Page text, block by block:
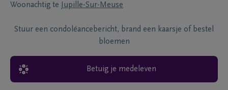
Woonachtig te Jupille-Sur-Meuse
Stuur een condoléancebericht, brand een kaarsje of bestel
bloemen
Betuig je medeleven